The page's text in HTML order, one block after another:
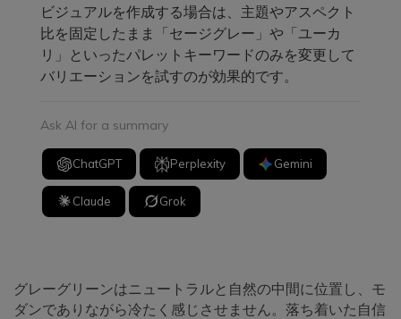
ビジュアルを作成する場合は、主題やアスペクト
比を固定したまま「セージグレー」や「ユーカ
リ」といったパレットキーワードのみを変更して
バリエーションを試すのが効果的です。
Ask AI for a summary
ChatGPT Perplexity Gemini
Claude Grok
グレーグリーンはニュートラルと自然の中間に位置し、モ
ダンでありながら冷たく感じさせません。落ち着いた自信